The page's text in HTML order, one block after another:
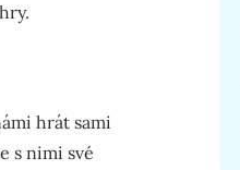
hrát sami
s nimi své